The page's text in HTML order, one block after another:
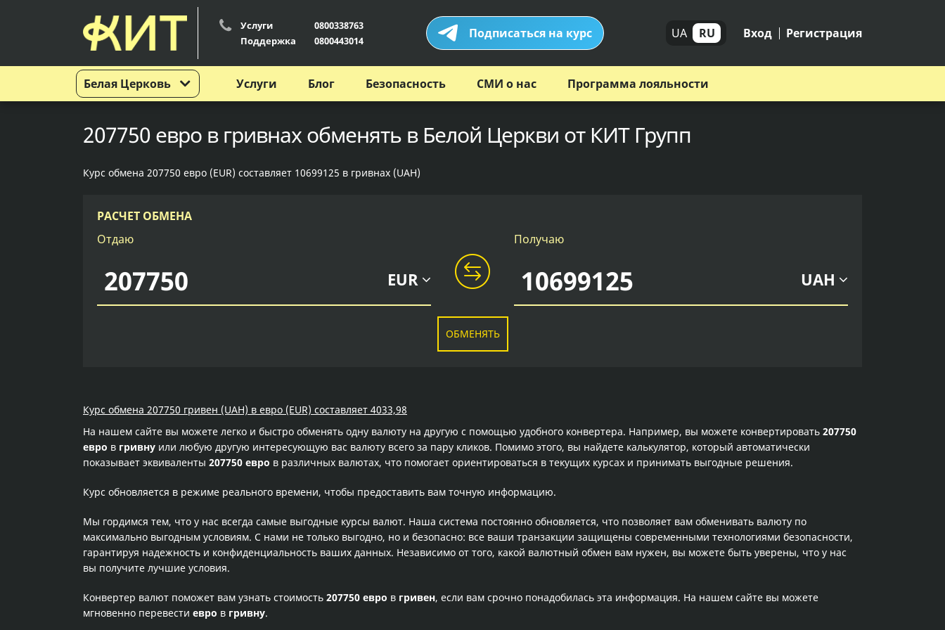
Белая Церковь
Услуги
0800338763
Поддержка
0800443014 Подписаться на курс UA RU Вход Регистрация
Услуги Блог Безопасность СМИ о нас Программа лояльности
207750 евро в гривнах обменять в Белой Церкви от КИТ Групп
Курс обмена 207750 евро (EUR) составляет 10699125 в гривнах (UAH)
РАСЧЕТ ОБМЕНА
Отдаю
EUR
Получаю
UAH
ОБМЕНЯТЬ
Курс обмена 207750 гривен (UAH) в евро (EUR) составляет 4033,98
На нашем сайте вы можете легко и быстро обменять одну валюту на другую с помощью удобного конвертера. Например, вы можете конвертировать 207750
евро в гривну или любую другую интересующую вас валюту всего за пару кликов. Помимо этого, вы найдете калькулятор, который автоматически
показывает эквиваленты 207750 евро в различных валютах, что помогает ориентироваться в текущих курсах и принимать выгодные решения.
Курс обновляется в режиме реального времени, чтобы предоставить вам точную информацию.
Мы гордимся тем, что у нас всегда самые выгодные курсы валют. Наша система постоянно обновляется, что позволяет вам обменивать валюту по
максимально выгодным условиям. С нами не только выгодно, но и безопасно: все ваши транзакции защищены современными технологиями безопасности,
гарантируя надежность и конфиденциальность ваших данных. Независимо от того, какой валютный обмен вам нужен, вы можете быть уверены, что у нас
вы получите лучшие условия.
Конвертер валют поможет вам узнать стоимость 207750 евро в гривен, если вам срочно понадобилась эта информация. На нашем сайте вы можете
мгновенно перевести евро в гривну.